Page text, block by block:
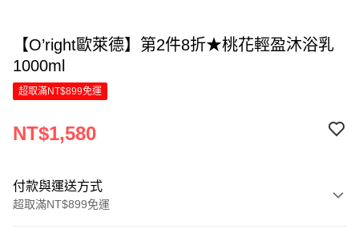
【O’right歐萊德】第2件8折★桃花輕盈沐浴乳
1000ml
超取滿NT$899免運
NT$1,580
付款與運送方式
超取滿NT$899免運